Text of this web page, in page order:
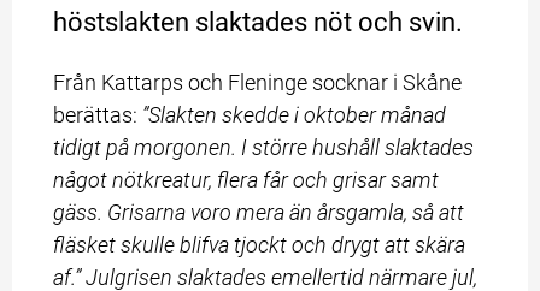
höstslakten slaktades nöt och svin.
Från Kattarps och Fleninge socknar i Skåne
berättas: ”Slakten skedde i oktober månad
tidigt på morgonen. I större hushåll slaktades
något nötkreatur, flera får och grisar samt
gäss. Grisarna voro mera än årsgamla, så att
fläsket skulle blifva tjockt och drygt att skära
af.” Julgrisen slaktades emellertid närmare jul,